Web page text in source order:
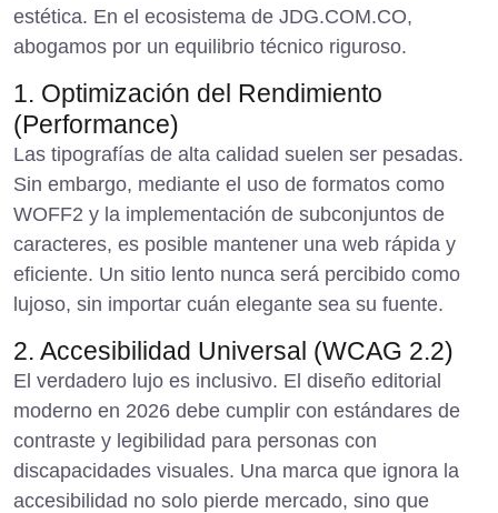
estética. En el ecosistema de JDG.COM.CO,
abogamos por un equilibrio técnico riguroso.
1. Optimización del Rendimiento
(Performance)
Las tipografías de alta calidad suelen ser pesadas.
Sin embargo, mediante el uso de formatos como
WOFF2 y la implementación de subconjuntos de
caracteres, es posible mantener una web rápida y
eficiente. Un sitio lento nunca será percibido como
lujoso, sin importar cuán elegante sea su fuente.
2. Accesibilidad Universal (WCAG 2.2)
El verdadero lujo es inclusivo. El diseño editorial
moderno en 2026 debe cumplir con estándares de
contraste y legibilidad para personas con
discapacidades visuales. Una marca que ignora la
accesibilidad no solo pierde mercado, sino que